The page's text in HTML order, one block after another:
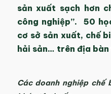
sản xuất sạch hơn
công nghiệp”. 50
cơ sở sản xuất, chế
hải sản… trên địa
Các doanh nghiệp chế